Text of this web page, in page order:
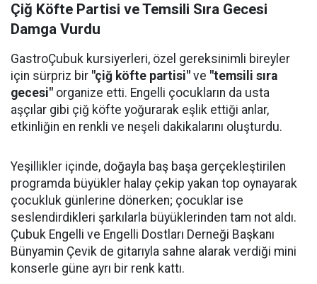
Çiğ Köfte Partisi ve Temsili Sıra Gecesi
Damga Vurdu
GastroÇubuk kursiyerleri, özel gereksinimli bireyler
için sürpriz bir "çiğ köfte partisi" ve "temsili sıra
gecesi" organize etti. Engelli çocukların da usta
aşçılar gibi çiğ köfte yoğurarak eşlik ettiği anlar,
etkinliğin en renkli ve neşeli dakikalarını oluşturdu.
Yeşillikler içinde, doğayla baş başa gerçekleştirilen
programda büyükler halay çekip yakan top oynayarak
çocukluk günlerine dönerken; çocuklar ise
seslendirdikleri şarkılarla büyüklerinden tam not aldı.
Çubuk Engelli ve Engelli Dostları Derneği Başkanı
Bünyamin Çevik de gitarıyla sahne alarak verdiği mini
konserle güne ayrı bir renk kattı.